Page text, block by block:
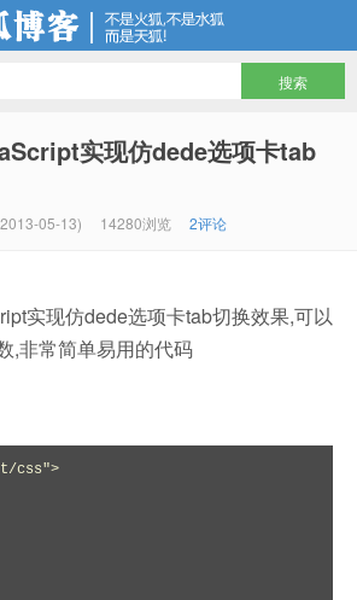
实现仿dede选项卡tab
05-13) 14280浏览 2评论
实现仿dede选项卡tab切换效果,可以
,非常简单易用的代码
css">